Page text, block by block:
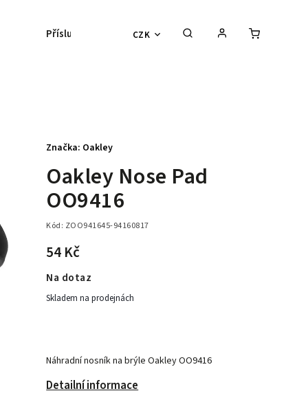
CZK
Příslušenství Kontaktní čočky
Oakley Nose Pad
OO9416
Kód: ZOO941645-94160817
54 Kč
Na dotaz
Skladem na prodejnách
Náhradní nosník na brýle Oakley OO9416
Detailní informace
Značka: Oakley